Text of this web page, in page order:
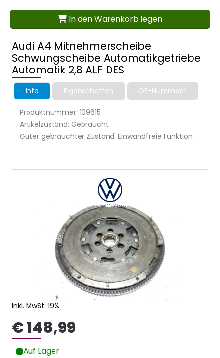
Audi A4 Mitnehmerscheibe
Schwungscheibe Automatikgetriebe
Automatik 2,8 ALF DES
Info Eigenschaften OE-Nummern
Produktnummer: 109615
Artikelzustand: Gebraucht
Guter gebrauchter Zustand. Einwandfreie Funktion.
In den Warenkorb legen
Inkl. MwSt. 19%
€ 148,99
Auf Lager